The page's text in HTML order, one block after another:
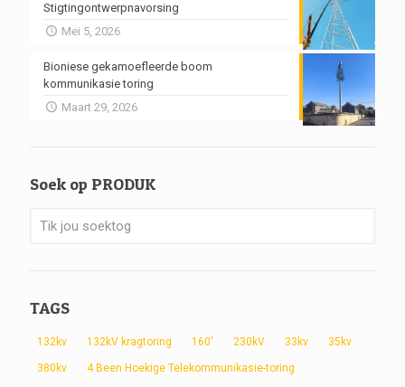
Stigtingontwerpnavorsing
Mei 5, 2026
Bioniese gekamoefleerde boom
kommunikasie toring
Maart 29, 2026
Soek op PRODUK
TAGS
132kv 132kV kragtoring 160' 230kV 33kv 35kv
380kv 4 Been Hoekige Telekommunikasie-toring